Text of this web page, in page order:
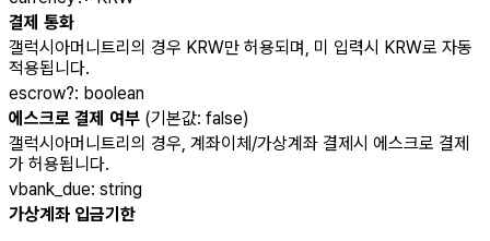
결제 통화
갤럭시아머니트리의 경우 KRW만 허용되며, 미 입력시 KRW로 자동
적용됩니다.
escrow?: boolean
에스크로 결제 여부 (기본값: false)
갤럭시아머니트리의 경우, 계좌이체/가상계좌 결제시 에스크로 결제
가 허용됩니다.
vbank_due: string
가상계좌 입금기한